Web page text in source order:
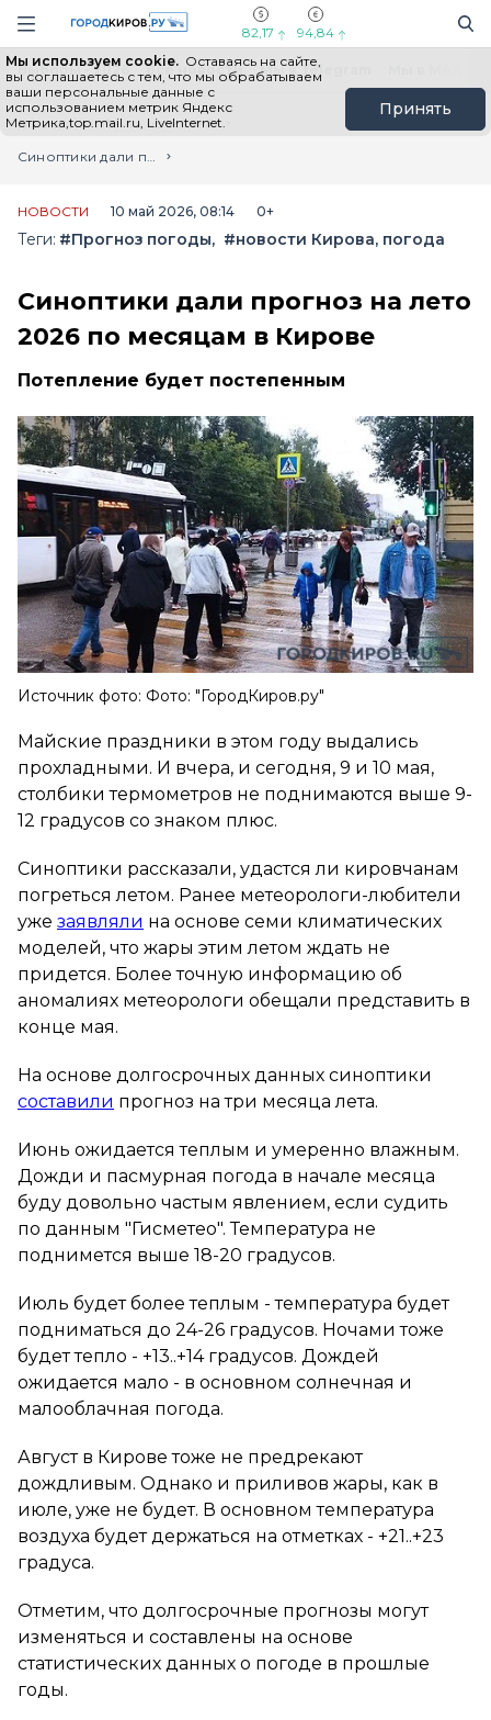
Навигация сайта
82,17 94,84
Мы используем cookie. Оставаясь на сайте,
вы соглашаетесь с тем, что мы обрабатываем
ваши персональные данные с
использованием метрик Яндекс
Метрика,top.mail.ru, LiveInternet.
Принять
Выборы - 2026 Все новости Мы в Telegram
Главная
Лента новостей
Синоптики дали прогноз на лето 2026 по месяцам в Кирове
НОВОСТИ 10 май 2026, 08:14 0+
Теги: #Прогноз погоды #новости Кирова, погода
Синоптики дали прогноз на лето
2026 по месяцам в Кирове
Потепление будет постепенным
Источник фото: Фото: "ГородКиров.ру"
Майские праздники в этом году выдались
прохладными. И вчера, и сегодня, 9 и 10 мая,
столбики термометров не поднимаются выше 9-
12 градусов со знаком плюс.
Синоптики рассказали, удастся ли кировчанам
погреться летом. Ранее метеорологи-любители
уже заявляли на основе семи климатических
моделей, что жары этим летом ждать не
придется. Более точную информацию об
аномалиях метеорологи обещали представить в
конце мая.
На основе долгосрочных данных синоптики
составили прогноз на три месяца лета.
Июнь ожидается теплым и умеренно влажным.
Дожди и пасмурная погода в начале месяца
буду довольно частым явлением, если судить
по данным "Гисметео". Температура не
поднимется выше 18-20 градусов.
Июль будет более теплым - температура будет
подниматься до 24-26 градусов. Ночами тоже
будет тепло - +13..+14 градусов. Дождей
ожидается мало - в основном солнечная и
малооблачная погода.
Август в Кирове тоже не предрекают
дождливым. Однако и приливов жары, как в
июле, уже не будет. В основном температура
воздуха будет держаться на отметках - +21..+23
градуса.
Отметим, что долгосрочные прогнозы могут
изменяться и составлены на основе
статистических данных о погоде в прошлые
годы.